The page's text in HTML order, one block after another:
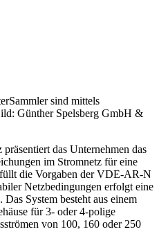
sind mittels
Günther Spelsberg GmbH &
das Unternehmen das
im Stromnetz für eine
die Vorgaben der VDE-AR-N
Netzbedingungen erfolgt eine
System besteht aus einem
für 3- oder 4-polige
von 100, 160 oder 250